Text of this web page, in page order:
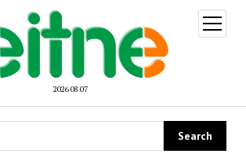
2026 08 07
open
menu